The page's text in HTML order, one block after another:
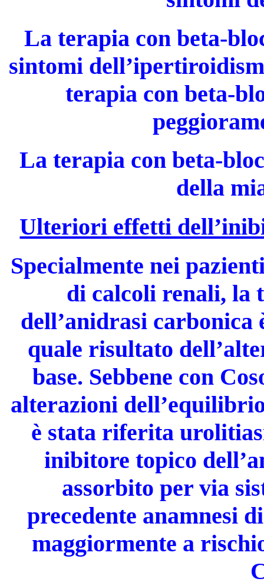
La terapia con beta-
sintomi
terapia con beta-
La terapia con beta-
della
Ulteriori effetti
Specialmente nei
di calcoli renali, la
dell’anidrasi carbonica
quale risultato
base. Sebbene con
alterazioni
è stata riferita
inibitore topico
assorbito per via
precedente anamnesi
maggiormente a